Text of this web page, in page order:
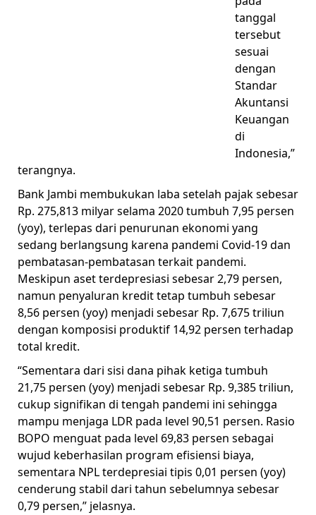
tanggal
tersebut
sesuai
dengan
Standar
Akuntansi
Keuangan
di
Indonesia,”
terangnya.
Bank Jambi membukukan laba setelah pajak sebesar
Rp. 275,813 milyar selama 2020 tumbuh 7,95 persen
(yoy), terlepas dari penurunan ekonomi yang
sedang berlangsung karena pandemi Covid-19 dan
pembatasan-pembatasan terkait pandemi.
Meskipun aset terdepresiasi sebesar 2,79 persen,
namun penyaluran kredit tetap tumbuh sebesar
8,56 persen (yoy) menjadi sebesar Rp. 7,675 triliun
dengan komposisi produktif 14,92 persen terhadap
total kredit.
“Sementara dari sisi dana pihak ketiga tumbuh
21,75 persen (yoy) menjadi sebesar Rp. 9,385 triliun,
cukup signifikan di tengah pandemi ini sehingga
mampu menjaga LDR pada level 90,51 persen. Rasio
BOPO menguat pada level 69,83 persen sebagai
wujud keberhasilan program efisiensi biaya,
sementara NPL terdepresiai tipis 0,01 persen (yoy)
cenderung stabil dari tahun sebelumnya sebesar
0,79 persen,” jelasnya.